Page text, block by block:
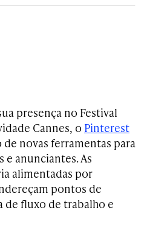
presença no Festival
Cannes, o Pinterest
novas ferramentas para
e anunciantes. As
alimentadas por
pontos de
fluxo de trabalho e